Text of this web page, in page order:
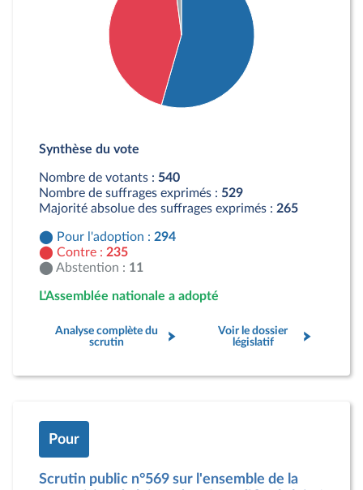
Contre : 235 députés
Synthèse du vote
Nombre de votants : 540
Nombre de suffrages exprimés : 529
Majorité absolue des suffrages exprimés : 265
Pour l'adoption : 294
Contre : 235
Abstention : 11
L'Assemblée nationale a adopté
Analyse complète du
scrutin
Voir le dossier
législatif
Pour
Scrutin public n°569 sur l'ensemble de la